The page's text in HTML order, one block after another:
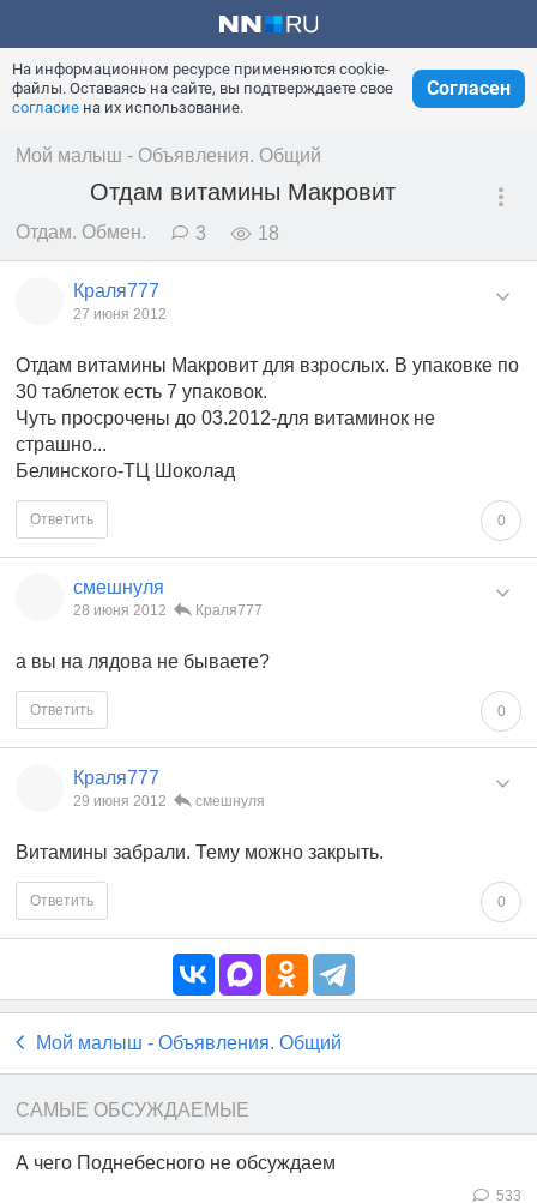
На информационном ресурсе применяются cookie-
файлы. Оставаясь на сайте, вы подтверждаете свое
согласие на их использование.
Согласен
Мой малыш - Объявления. Общий
Отдам витамины Макровит
Отдам. Обмен. 3 18
Краля777
27 июня 2012
Отдам витамины Макровит для взрослых. В упаковке по
30 таблеток есть 7 упаковок.
Чуть просрочены до 03.2012-для витаминок не
страшно...
Белинского-ТЦ Шоколад
0
Ответить
смешнуля
28 июня 2012 Краля777
а вы на лядова не бываете?
0
Ответить
Краля777
29 июня 2012 смешнуля
Витамины забрали. Тему можно закрыть.
0
Ответить
Мой малыш - Объявления. Общий
САМЫЕ ОБСУЖДАЕМЫЕ
А чего Поднебесного не обсуждаем
533